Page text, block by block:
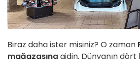
Biraz daha ister misiniz? O zaman
mağazasınagidin. Dünyanın dört